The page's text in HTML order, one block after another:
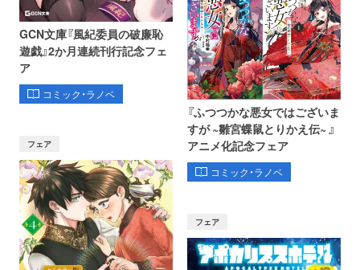
GCN文庫『風紀委員の破廉恥
遊戯』2か月連続刊行記念フェ
ア
コミック・ラノベ
フェア
『ふつつかな悪女ではございま
すが ~雛宮蝶鼠とりかえ伝~ 』
アニメ化記念フェア
コミック・ラノベ
フェア